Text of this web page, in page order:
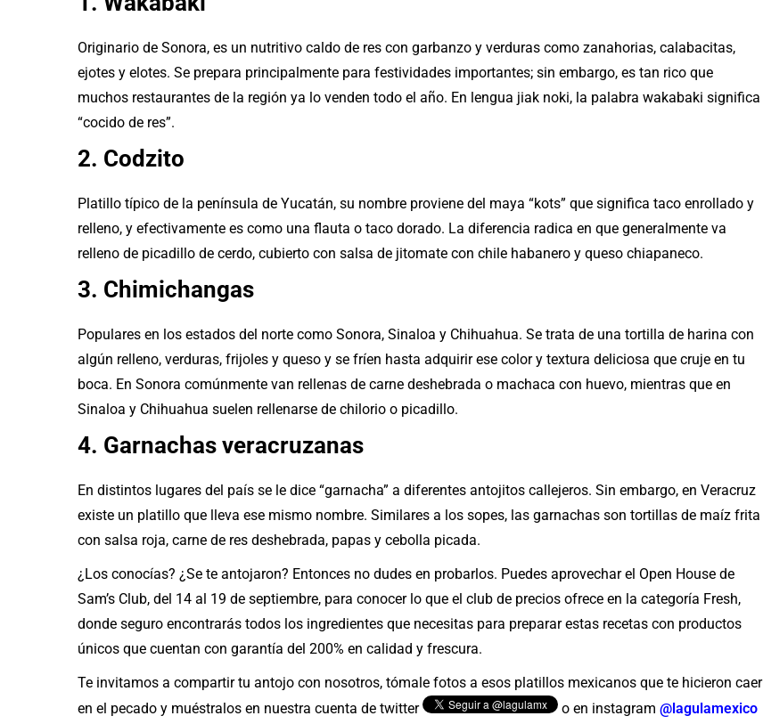
Originario de Sonora, es un nutritivo caldo de res con garbanzo y verduras como zanahorias, calabacitas,
ejotes y elotes. Se prepara principalmente para festividades importantes; sin embargo, es tan rico que
muchos restaurantes de la región ya lo venden todo el año. En lengua jiak noki, la palabra wakabaki significa
“cocido de res”.
2. Codzito
Platillo típico de la península de Yucatán, su nombre proviene del maya “kots” que significa taco enrollado y
relleno, y efectivamente es como una flauta o taco dorado. La diferencia radica en que generalmente va
relleno de picadillo de cerdo, cubierto con salsa de jitomate con chile habanero y queso chiapaneco.
3. Chimichangas
Populares en los estados del norte como Sonora, Sinaloa y Chihuahua. Se trata de una tortilla de harina con
algún relleno, verduras, frijoles y queso y se fríen hasta adquirir ese color y textura deliciosa que cruje en tu
boca. En Sonora comúnmente van rellenas de carne deshebrada o machaca con huevo, mientras que en
Sinaloa y Chihuahua suelen rellenarse de chilorio o picadillo.
4. Garnachas veracruzanas
En distintos lugares del país se le dice “garnacha” a diferentes antojitos callejeros. Sin embargo, en Veracruz
existe un platillo que lleva ese mismo nombre. Similares a los sopes, las garnachas son tortillas de maíz frita
con salsa roja, carne de res deshebrada, papas y cebolla picada.
¿Los conocías? ¿Se te antojaron? Entonces no dudes en probarlos. Puedes aprovechar el Open House de
Sam’s Club, del 14 al 19 de septiembre, para conocer lo que el club de precios ofrece en la categoría Fresh,
donde seguro encontrarás todos los ingredientes que necesitas para preparar estas recetas con productos
únicos que cuentan con garantía del 200% en calidad y frescura.
Te invitamos a compartir tu antojo con nosotros, tómale fotos a esos platillos mexicanos que te hicieron caer
en el pecado y muéstralos en nuestra cuenta de twitter
o en instagram @lagulamexico